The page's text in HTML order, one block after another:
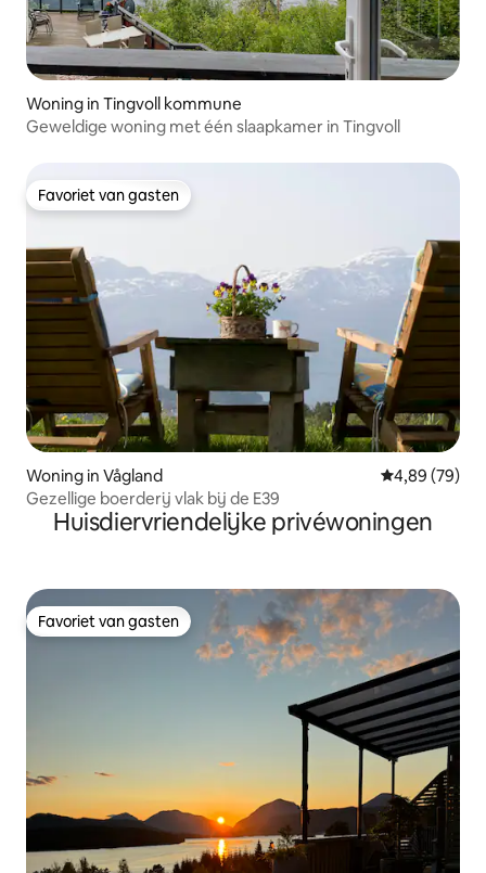
Woning in Tingvoll kommune
Geweldige woning met één slaapkamer in Tingvoll
Favoriet van gasten
Favoriet van gasten
Woning in Vågland Gemiddelde
4,89 (79)
Gezellige boerderij vlak bij de E39
Huisdiervriendelijke privéwoningen
Favoriet van gasten
Favoriet van gasten